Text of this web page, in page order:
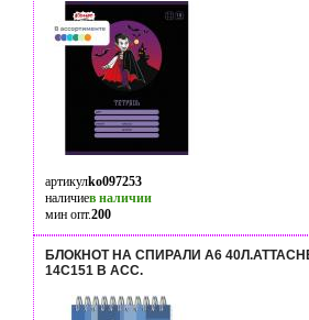
артикулko097253
наличиев наличии
мин опт.200
БЛОКНОТ НА СПИРАЛИ А6
14С151 В АСС.